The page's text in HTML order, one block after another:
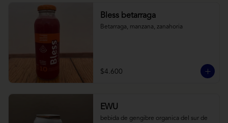
Bless betarraga
Betarraga, manzana, zanahoria
$4.600
EWU
bebida de gengibre organica del sur de